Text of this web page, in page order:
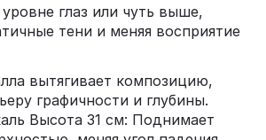
глаз или чуть выше,
тени и меняя восприятие
вытягивает композицию,
графичности и глубины.
Высота 31 см: Поднимает